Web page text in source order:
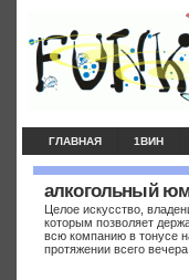
ГЛАВНАЯ 1ВИН
алкогольный
Целое искусство,
которым позволяет
всю компанию в тонусе
протяжении всего вечера.